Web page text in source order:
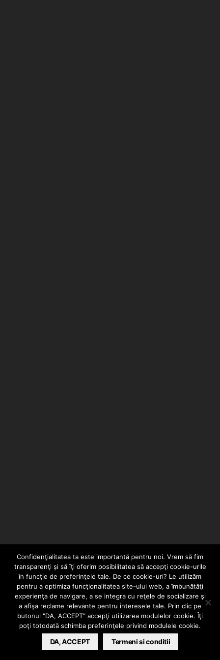
EDITORIALE
Top 20 : Hip Hop
Love Songs
MAY 24, 2013
Confidenţialitatea ta este importantă pentru noi. Vrem să fim
transparenţi și să îţi oferim posibilitatea să accepţi cookie-urile
în funcţie de preferinţele tale. De ce cookie-uri? Le utilizăm
pentru a optimiza funcţionalitatea site-ului web, a îmbunătăţi
experienţa de navigare, a se integra cu reţele de socializare şi
a afişa reclame relevante pentru interesele tale. Prin clic pe
butonul "DA, ACCEPT" accepţi utilizarea modulelor cookie. Îţi
poţi totodată schimba preferinţele privind modulele cookie.
DA, ACCEPT Termeni si conditii